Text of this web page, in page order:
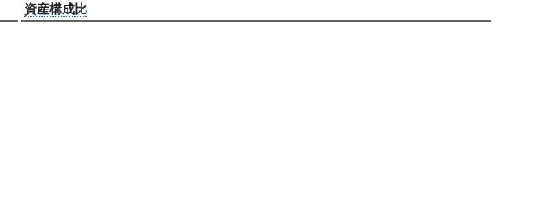
資産構成比